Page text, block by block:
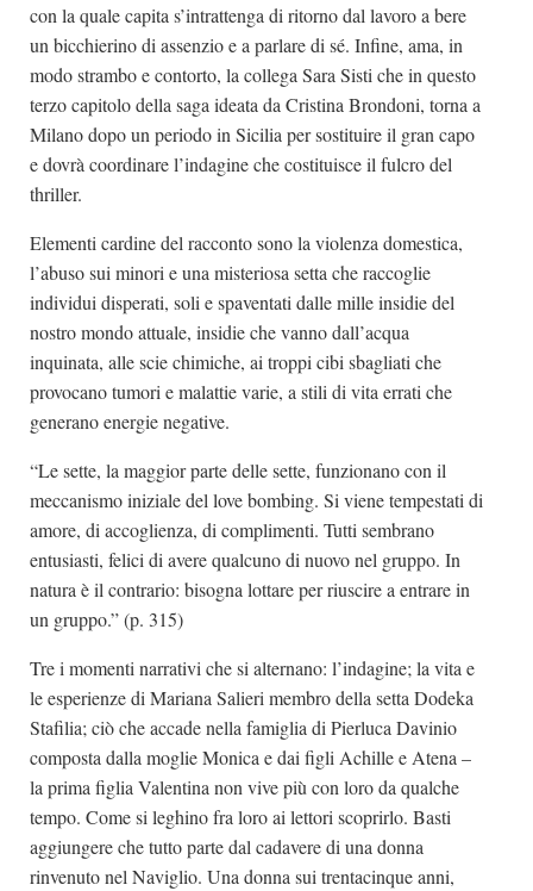
con la quale capita s’intrattenga di ritorno dal lavoro a bere
un bicchierino di assenzio e a parlare di sé. Infine, ama, in
modo strambo e contorto, la collega Sara Sisti che in questo
terzo capitolo della saga ideata da Cristina Brondoni, torna a
Milano dopo un periodo in Sicilia per sostituire il gran capo
e dovrà coordinare l’indagine che costituisce il fulcro del
thriller.
Elementi cardine del racconto sono la violenza domestica,
l’abuso sui minori e una misteriosa setta che raccoglie
individui disperati, soli e spaventati dalle mille insidie del
nostro mondo attuale, insidie che vanno dall’acqua
inquinata, alle scie chimiche, ai troppi cibi sbagliati che
provocano tumori e malattie varie, a stili di vita errati che
generano energie negative.
“Le sette, la maggior parte delle sette, funzionano con il
meccanismo iniziale del love bombing. Si viene tempestati di
amore, di accoglienza, di complimenti. Tutti sembrano
entusiasti, felici di avere qualcuno di nuovo nel gruppo. In
natura è il contrario: bisogna lottare per riuscire a entrare in
un gruppo.” (p. 315)
Tre i momenti narrativi che si alternano: l’indagine; la vita e
le esperienze di Mariana Salieri membro della setta Dodeka
Stafilia; ciò che accade nella famiglia di Pierluca Davinio
composta dalla moglie Monica e dai figli Achille e Atena –
la prima figlia Valentina non vive più con loro da qualche
tempo. Come si leghino fra loro ai lettori scoprirlo. Basti
aggiungere che tutto parte dal cadavere di una donna
rinvenuto nel Naviglio. Una donna sui trentacinque anni,